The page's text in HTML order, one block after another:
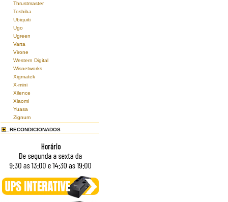
Thrustmaster
Toshiba
Ubiquiti
Ugo
Ugreen
Varta
Virone
Western Digital
Wisnetworks
Xigmatek
X-mini
Xilence
Xiaomi
Yuasa
Zignum
RECONDICIONADOS